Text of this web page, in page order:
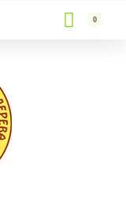
0